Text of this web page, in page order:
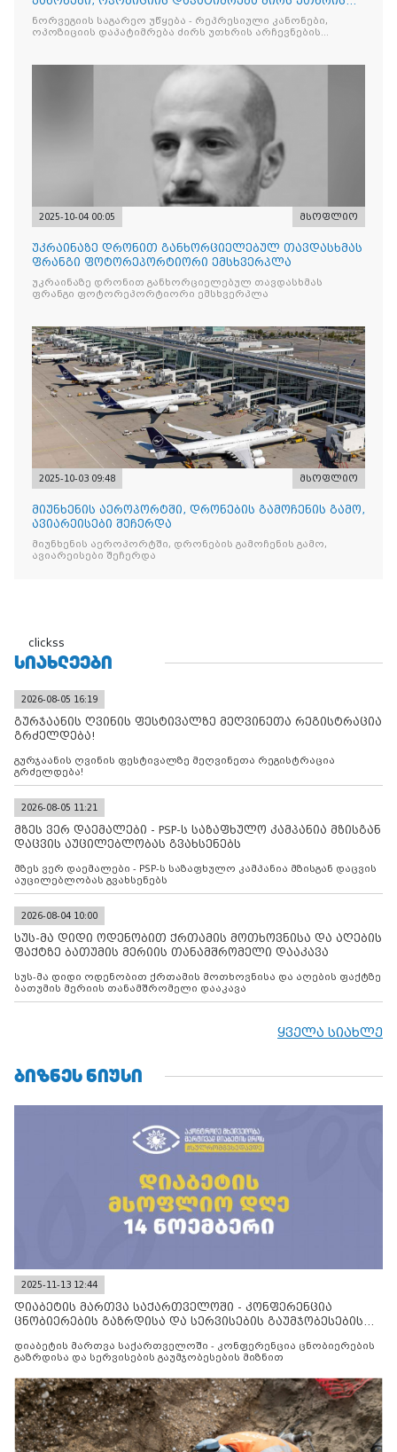
არჩევნების ნდობას
ნორვეგიის საგარეო უწყება - რეპრესიული კანონები,
ოპოზიციის დაპატიმრება ძირს უთხრის არჩევნების
2025-10-04 00:05 მსოფლიო
უკრაინაზე დრონით განხორციელებულ თავდასხმას
ფრანგი ფოტორეპორტიორი ემსხვერპლა
უკრაინაზე დრონით განხორციელებულ თავდასხმას
ფრანგი ფოტორეპორტიორი ემსხვერპლა
2025-10-03 09:48 მსოფლიო
მიუნხენის აეროპორტში, დრონების გამოჩენის გამო,
ავიარეისები შეჩერდა
მიუნხენის აეროპორტში, დრონების გამოჩენის გამო,
ავიარეისები შეჩერდა
clickss
ᲡᲘᲐᲮᲚᲔᲔᲑᲘ
2026-08-05 16:19
გურჯაანის ღვინის ფესტივალზე მეღვინეთა რეგისტრაცია
გრძელდება!
გურჯაანის ღვინის ფესტივალზე მეღვინეთა რეგისტრაცია
გრძელდება!
2026-08-05 11:21
მზეს ვერ დაემალები - PSP-ს საზაფხულო კამპანია მზისგან
დაცვის აუცილებლობას გვახსენებს
მზეს ვერ დაემალები - PSP-ს საზაფხულო კამპანია მზისგან დაცვის
აუცილებლობას გვახსენებს
2026-08-04 10:00
სუს-მა დიდი ოდენობით ქრთამის მოთხოვნისა და აღების
ფაქტზე ბათუმის მერიის თანამშრომელი დააკავა
სუს-მა დიდი ოდენობით ქრთამის მოთხოვნისა და აღების ფაქტზე
ბათუმის მერიის თანამშრომელი დააკავა
ყველა სიახლე
ᲑᲘᲖᲜᲔᲡ ᲜᲘᲣᲡᲘ
2025-11-13 12:44
დიაბეტის მართვა საქართველოში - კონფერენცია
ცნობიერების გაზრდისა და სერვისების გაუმჯობესების
დიაბეტის მართვა საქართველოში - კონფერენცია ცნობიერების
გაზრდისა და სერვისების გაუმჯობესების მიზნით